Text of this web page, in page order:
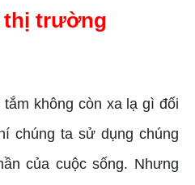
thị trường
không còn xa lạ gì đối
chúng ta sử dụng chúng
của cuộc sống. Nhưng